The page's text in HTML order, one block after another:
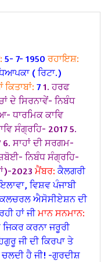
5- 7- 1950ਰਹਾਇਸ਼:
( ਰਿਟਾ.)
71. ਹਰਫ
ਦੇ ਸਿਰਨਾਵੇਂ- ਨਿਬੰਧ
ਧਾਰਮਿਕ ਕਾਵਿ
ਸੰਗ੍ਰਹਿ- 20175.
6. ਸਾਹਾਂ ਦੀ ਸਰਗਮ-
ਨਿਬੰਧ ਸੰਗ੍ਰਹਿ-
2023 ਮੈਂਬਰ: ਕੈਲਗਰੀ
ਵਿਸ਼ਵ ਪੰਜਾਬੀ
ਕਲਚਰਲ ਐਸੋਸੀਏਸ਼ਨ ਦੀ
ਹਾਂ ਜੀਮਾਨ ਸਨਮਾਨ:
ਕਰਨਾ ਜਰੂਰੀ
ਜੀ ਦੀ ਕਿਰਪਾ ਤੇ
ਹੈ ਜੀ! -ਗੁਰਦੀਸ਼